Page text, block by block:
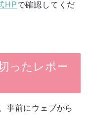
HPで確認してくだ
ったレポー
事前にウェブから